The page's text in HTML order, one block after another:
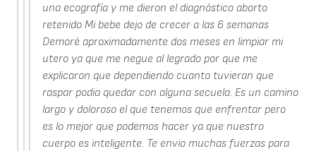
una ecografía y me dieron el diagnóstico aborto
retenido Mi bebe dejo de crecer a las 6 semanas
Demoré aproximadamente dos meses en limpiar mi
utero ya que me negue al legrado por que me
explicaron que dependiendo cuanto tuvieran que
raspar podia quedar con alguna secuela. Es un camino
largo y doloroso el que tenemos que enfrentar pero
es lo mejor que podemos hacer ya que nuestro
cuerpo es inteligente. Te envio muchas fuerzas para